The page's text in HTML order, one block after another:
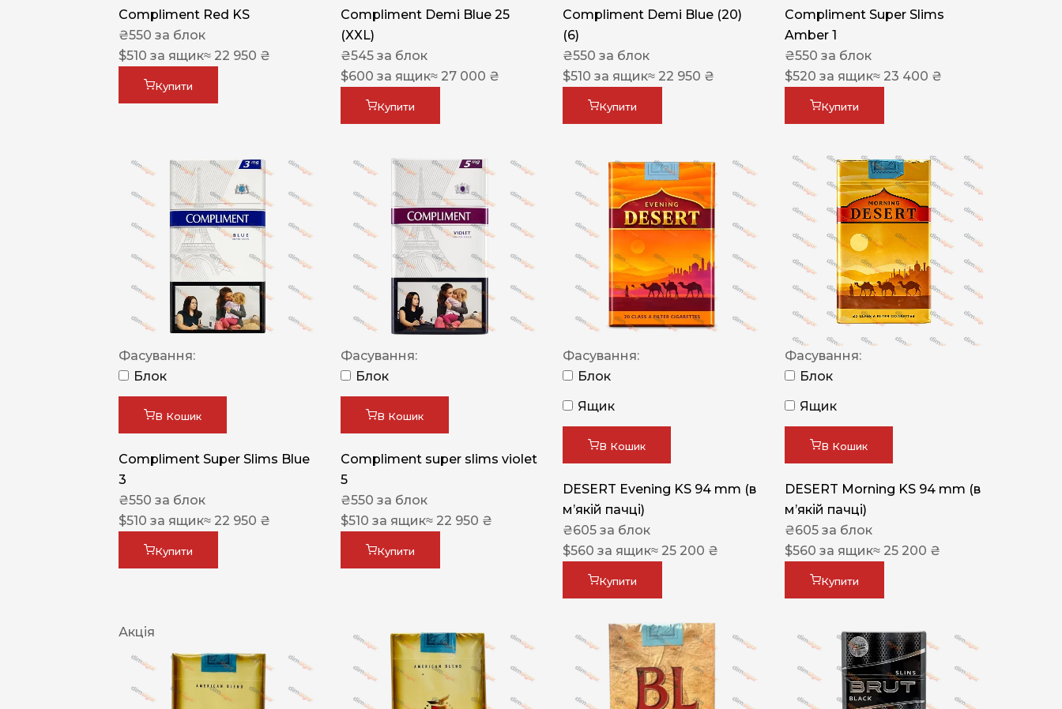
Compliment Red KS
₴550 за блок
$510 за ящик≈ 22 950 ₴
Купити
Compliment Demi Blue 25
(XXL)
₴545 за блок
$600 за ящик≈ 27 000 ₴
Купити
Compliment Demi Blue (20)
(6)
₴550 за блок
$510 за ящик≈ 22 950 ₴
Купити
Compliment Super Slims
Amber 1
₴550 за блок
$520 за ящик≈ 23 400 ₴
Купити
Фасування:
Блок
В Кошик
Compliment Super Slims Blue
3
₴550 за блок
$510 за ящик≈ 22 950 ₴
Купити
Фасування:
Блок
В Кошик
Compliment super slims violet
5
₴550 за блок
$510 за ящик≈ 22 950 ₴
Купити
Фасування:
Блок
Ящик
В Кошик
DESERT Evening KS 94 mm (в
мʼякій пачці)
₴605 за блок
$560 за ящик≈ 25 200 ₴
Купити
Фасування:
Блок
Ящик
В Кошик
DESERT Morning KS 94 mm (в
мʼякій пачці)
₴605 за блок
$560 за ящик≈ 25 200 ₴
Купити
Акція